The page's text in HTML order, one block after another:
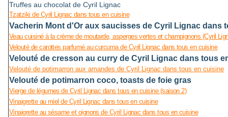
Truffes au chocolat de Cyril Lignac
Tzatziki de Cyril Lignac dans tous en cuisine
Vacherin Mont d'Or aux saucisses de Cyril Lignac dans
Veau cuisiné à la crème de moutarde, asperges vertes et champignons (Cyril
Velouté de carottes parfumé au curcuma de Cyril Lignac dans tous en cuisine
Velouté de cresson au curry de Cyril Lignac dans tous
Velouté de potimarron aux amandes de Cyril Lignac dans tous en cuisine
Velouté de potimarron coco, toasts de foie gras
Vierge de légumes de Cyril Lignac dans tous en cuisine (saison 2)
Vinaigrette au miel de Cyril Lignac dans tous en cuisine
Vinaigrette au sésame et oignons de Cyril Lignac dans tous en cuisine